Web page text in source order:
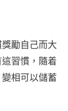
勵自己而大
習慣，隨着
相可以儲蓄